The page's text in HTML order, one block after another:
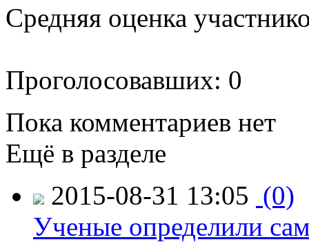
Средняя оценка
Проголосовавших: 0
Пока комментариев нет
Ещё в разделе
2015-08-31 13:05 (0)
Ученые определили